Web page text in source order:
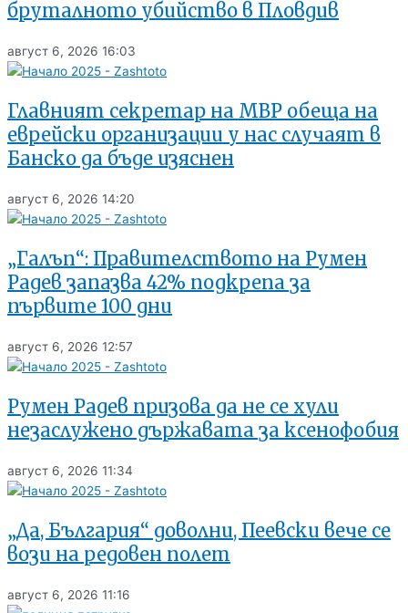
бруталното убийство в Пловдив
август 6, 2026 16:03
Главният секретар на МВР обеща на
еврейски организации у нас случаят в
Банско да бъде изяснен
август 6, 2026 14:20
„Галъп“: Правителството на Румен
Радев запазва 42% подкрепа за
първите 100 дни
август 6, 2026 12:57
Румен Радев призова да не се хули
незаслужено държавата за ксенофобия
август 6, 2026 11:34
„Да, България“ доволни, Пеевски вече се
вози на редовен полет
август 6, 2026 11:16